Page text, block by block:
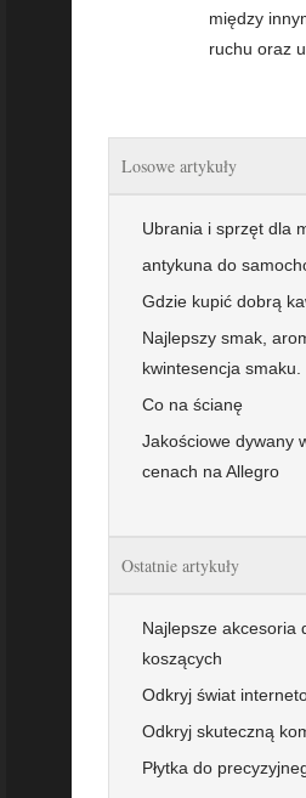
między
ruchu oraz
Losowe artykuły
Ubrania i sprzęt dla
antykuna do
Gdzie kupić dobrą
Najlepszy smak,
kwintesencja smaku.
Co na ścianę
Jakościowe dywany
cenach na Allegro
Ostatnie artykuły
Najlepsze akcesoria
koszących
Odkryj świat
Odkryj skuteczną
Płytka do